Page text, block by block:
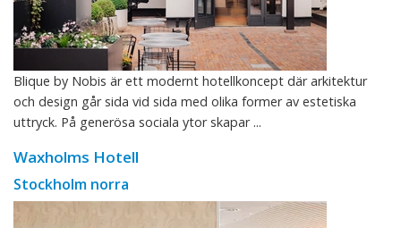
Blique by Nobis är ett modernt hotellkoncept där arkitektur
och design går sida vid sida med olika former av estetiska
uttryck. På generösa sociala ytor skapar ...
Waxholms Hotell
Stockholm norra